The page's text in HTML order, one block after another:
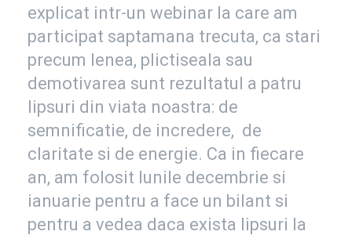
explicat intr-un webinar la care am
participat saptamana trecuta, ca stari
precum lenea, plictiseala sau
demotivarea sunt rezultatul a patru
lipsuri din viata noastra: de
semnificatie, de incredere, de
claritate si de energie. Ca in fiecare
an, am folosit lunile decembrie si
ianuarie pentru a face un bilant si
pentru a vedea daca exista lipsuri la